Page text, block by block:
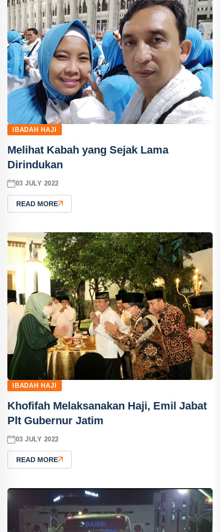
IBADAH HAJI
Melihat Kabah yang Sejak Lama
Dirindukan
03 JULY 2022
READ MORE
IBADAH HAJI
Khofifah Melaksanakan Haji, Emil Jabat
Plt Gubernur Jatim
03 JULY 2022
READ MORE